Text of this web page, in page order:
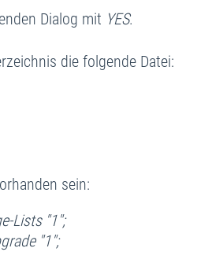
Dialog mit YES.
die folgende Datei:
sein:
Lists "1";
"1";